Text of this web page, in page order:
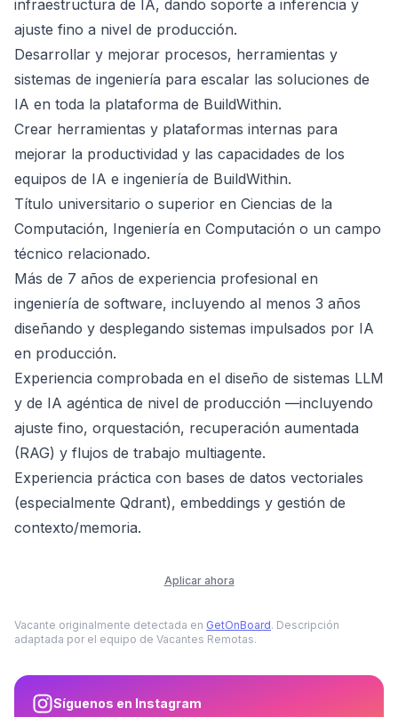
infraestructura de IA, dando soporte a inferencia y
ajuste fino a nivel de producción.
Desarrollar y mejorar procesos, herramientas y
sistemas de ingeniería para escalar las soluciones de
IA en toda la plataforma de BuildWithin.
Crear herramientas y plataformas internas para
mejorar la productividad y las capacidades de los
equipos de IA e ingeniería de BuildWithin.
Título universitario o superior en Ciencias de la
Computación, Ingeniería en Computación o un campo
técnico relacionado.
Más de 7 años de experiencia profesional en
ingeniería de software, incluyendo al menos 3 años
diseñando y desplegando sistemas impulsados por IA
en producción.
Experiencia comprobada en el diseño de sistemas LLM
y de IA agéntica de nivel de producción —incluyendo
ajuste fino, orquestación, recuperación aumentada
(RAG) y flujos de trabajo multiagente.
Experiencia práctica con bases de datos vectoriales
(especialmente Qdrant), embeddings y gestión de
contexto/memoria.
Aplicar ahora
Vacante originalmente detectada en GetOnBoard. Descripción
adaptada por el equipo de Vacantes Remotas.
Síguenos en Instagram